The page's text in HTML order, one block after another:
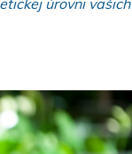
úrovni vašich